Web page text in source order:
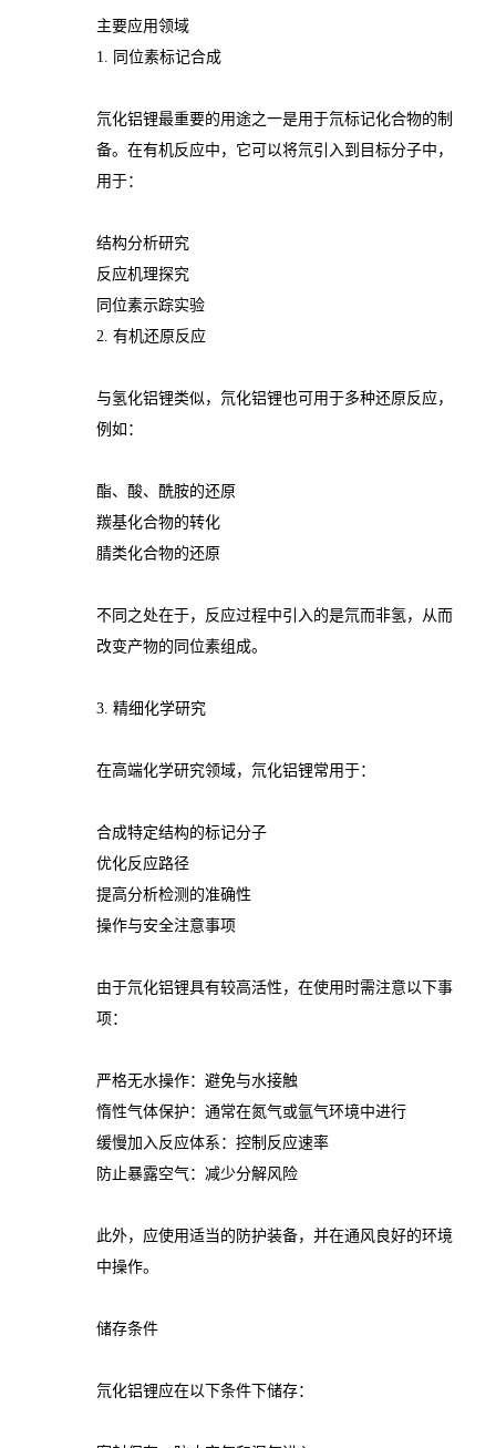
主要应用领域
1. 同位素标记合成
氘化铝锂最重要的用途之一是用于氘标记化合物的制
备。在有机反应中，它可以将氘引入到目标分子中，
用于：
结构分析研究
反应机理探究
同位素示踪实验
2. 有机还原反应
与氢化铝锂类似，氘化铝锂也可用于多种还原反应，
例如：
酯、酸、酰胺的还原
羰基化合物的转化
腈类化合物的还原
不同之处在于，反应过程中引入的是氘而非氢，从而
改变产物的同位素组成。
3. 精细化学研究
在高端化学研究领域，氘化铝锂常用于：
合成特定结构的标记分子
优化反应路径
提高分析检测的准确性
操作与安全注意事项
由于氘化铝锂具有较高活性，在使用时需注意以下事
项：
严格无水操作：避免与水接触
惰性气体保护：通常在氮气或氩气环境中进行
缓慢加入反应体系：控制反应速率
防止暴露空气：减少分解风险
此外，应使用适当的防护装备，并在通风良好的环境
中操作。
储存条件
氘化铝锂应在以下条件下储存：